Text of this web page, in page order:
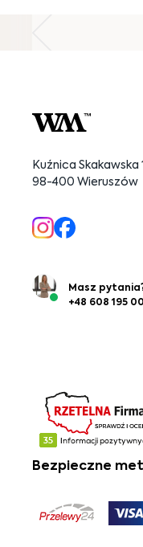
Kuźnica Skakawska
98-400 Wieruszów
Masz
+48 608 195
Bezpieczne